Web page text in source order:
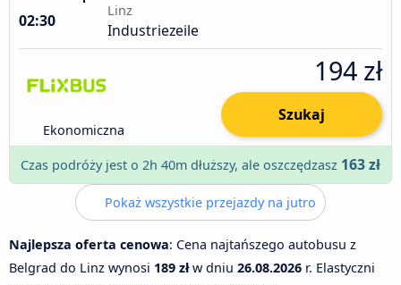
02:30
Linz
Industriezeile
Ekonomiczna
194 zł
Szukaj
Czas podróży jest o 2h 40m dłuższy, ale oszczędzasz 163 zł
Pokaż wszystkie przejazdy na jutro
Najlepsza oferta cenowa: Cena najtańszego autobusu z
Belgrad do Linz wynosi 189 złw dniu 26.08.2026 r. Elastyczni